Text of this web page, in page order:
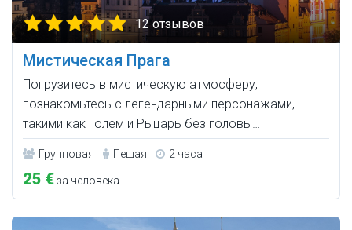
12 отзывов
Мистическая Прага
Погрузитесь в мистическую атмосферу,
познакомьтесь с легендарными персонажами,
такими как Голем и Рыцарь без головы…
Групповая Пешая 2 часа
25 €за человека